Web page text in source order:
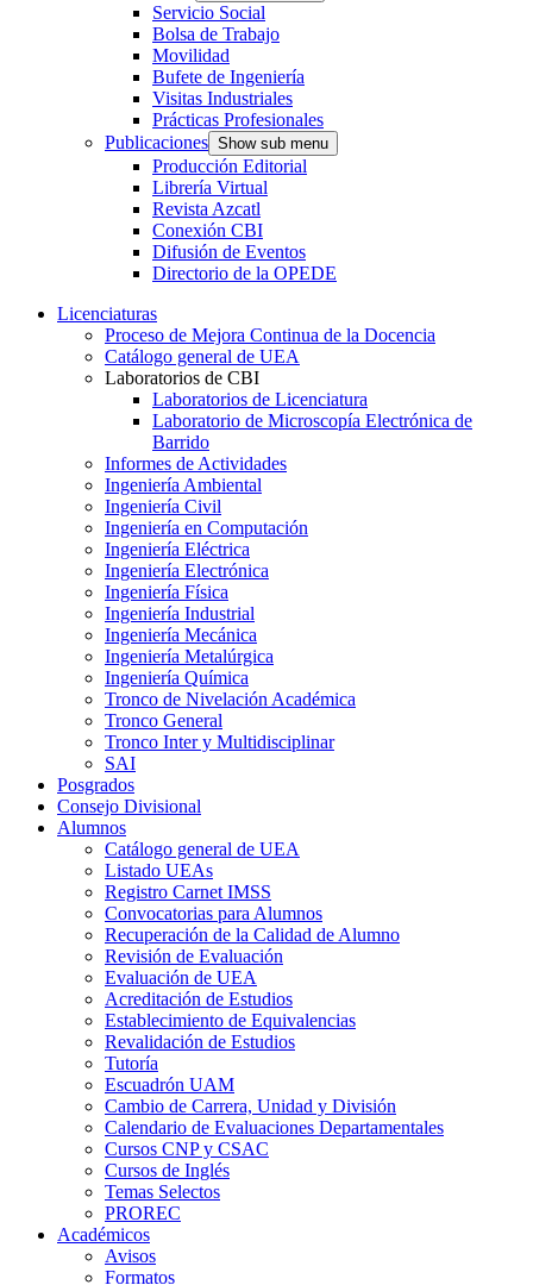
Servicio Social
Bolsa de Trabajo
Movilidad
Bufete de Ingeniería
Visitas Industriales
Prácticas Profesionales
Publicaciones Show sub menu
Producción Editorial
Librería Virtual
Revista Azcatl
Conexión CBI
Difusión de Eventos
Directorio de la OPEDE
Licenciaturas
Proceso de Mejora Continua de la Docencia
Catálogo general de UEA
Laboratorios de CBI
Laboratorios de Licenciatura
Laboratorio de Microscopía Electrónica de
Barrido
Informes de Actividades
Ingeniería Ambiental
Ingeniería Civil
Ingeniería en Computación
Ingeniería Eléctrica
Ingeniería Electrónica
Ingeniería Física
Ingeniería Industrial
Ingeniería Mecánica
Ingeniería Metalúrgica
Ingeniería Química
Tronco de Nivelación Académica
Tronco General
Tronco Inter y Multidisciplinar
SAI
Posgrados
Consejo Divisional
Alumnos
Catálogo general de UEA
Listado UEAs
Registro Carnet IMSS
Convocatorias para Alumnos
Recuperación de la Calidad de Alumno
Revisión de Evaluación
Evaluación de UEA
Acreditación de Estudios
Establecimiento de Equivalencias
Revalidación de Estudios
Tutoría
Escuadrón UAM
Cambio de Carrera, Unidad y División
Calendario de Evaluaciones Departamentales
Cursos CNP y CSAC
Cursos de Inglés
Temas Selectos
PROREC
Académicos
Avisos
Formatos